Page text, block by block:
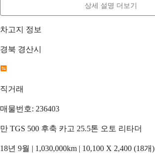
상세 설명 더보기
차고지 정보
경북 경산시
직거래
매물번호: 236403
만 TGS 500 후축 카고 25.5톤 오토 리타더
18년 9월 | 1,030,000km | 10,100 X 2,400 (18개)